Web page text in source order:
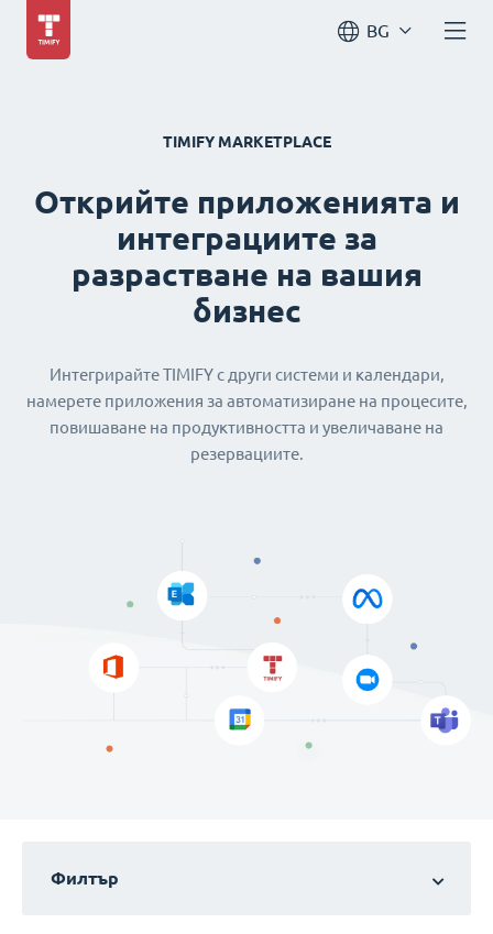
BG
TIMIFY MARKETPLACE
Открийте приложенията и
интеграциите за
разрастване на вашия
бизнес
Интегрирайте TIMIFY с други системи и календари,
намерете приложения за автоматизиране на процесите,
повишаване на продуктивността и увеличаване на
резервациите.
Филтър